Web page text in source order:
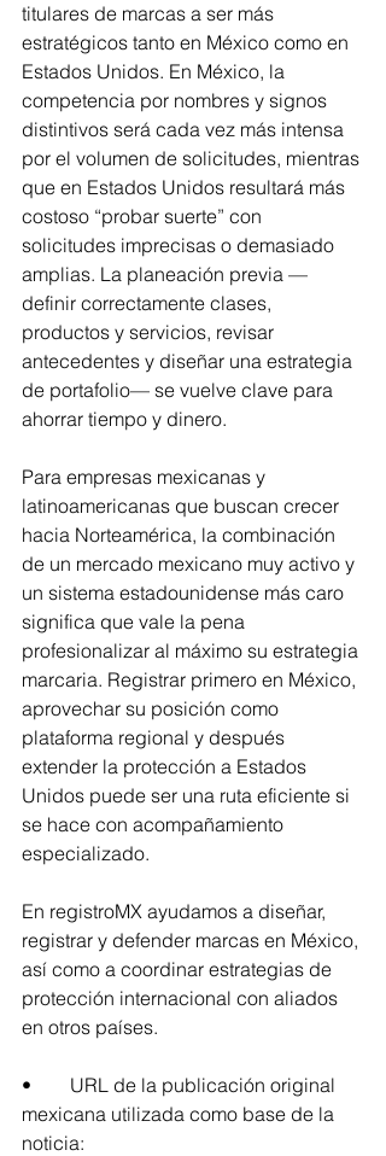
titulares de marcas a ser más
estratégicos tanto en México como en
Estados Unidos. En México, la
competencia por nombres y signos
distintivos será cada vez más intensa
por el volumen de solicitudes, mientras
que en Estados Unidos resultará más
costoso “probar suerte” con
solicitudes imprecisas o demasiado
amplias. La planeación previa —
definir correctamente clases,
productos y servicios, revisar
antecedentes y diseñar una estrategia
de portafolio— se vuelve clave para
ahorrar tiempo y dinero.
Para empresas mexicanas y
latinoamericanas que buscan crecer
hacia Norteamérica, la combinación
de un mercado mexicano muy activo y
un sistema estadounidense más caro
significa que vale la pena
profesionalizar al máximo su estrategia
marcaria. Registrar primero en México,
aprovechar su posición como
plataforma regional y después
extender la protección a Estados
Unidos puede ser una ruta eficiente si
se hace con acompañamiento
especializado.
En registroMX ayudamos a diseñar,
registrar y defender marcas en México,
así como a coordinar estrategias de
protección internacional con aliados
en otros países.
•	URL de la publicación original
mexicana utilizada como base de la
noticia: